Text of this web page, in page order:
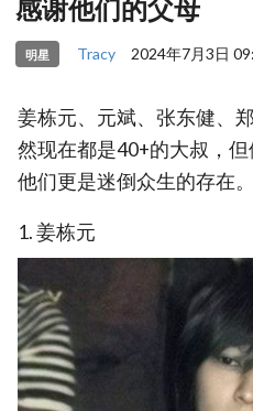
感谢他们的父母
明星 Tracy 2024年7月3日
姜栋元、元斌、张东健、
然现在都是40+的大叔，
他们更是迷倒众生的存在。
1. 姜栋元